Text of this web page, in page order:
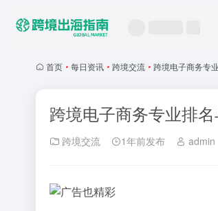
首页 • 每日资讯 • 跨境交流 • 跨境电子商务专
跨境电子商务专业排
跨境交流 1年前发布 admin